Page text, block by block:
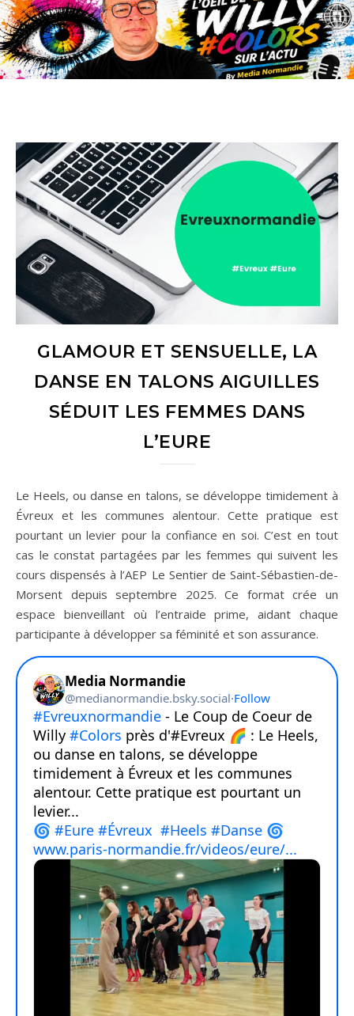
GLAMOUR ET SENSUELLE, LA
DANSE EN TALONS AIGUILLES
SÉDUIT LES FEMMES DANS
L’EURE
Le Heels, ou danse en talons, se développe timidement à
Évreux et les communes alentour. Cette pratique est
pourtant un levier pour la confiance en soi. C’est en tout
cas le constat partagées par les femmes qui suivent les
cours dispensés à l’AEP Le Sentier de Saint-Sébastien-de-
Morsent depuis septembre 2025. Ce format crée un
espace bienveillant où l’entraide prime, aidant chaque
participante à développer sa féminité et son assurance.